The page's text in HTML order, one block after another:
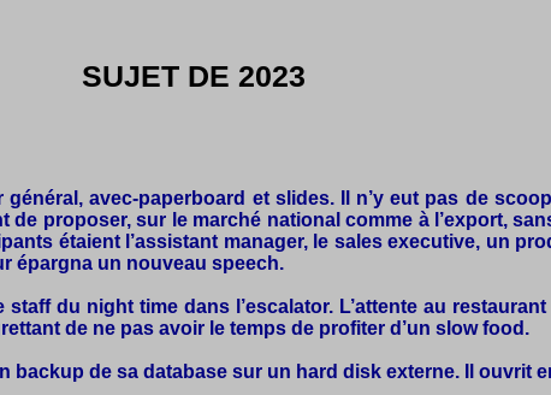
SUJET DE 2023
avec-paperboard et slides. Il n’y eut pas de
de proposer, sur le marché national comme à l’export,
étaient l’assistant manager, le sales executive, un
épargna un nouveau speech.
du night time dans l’escalator. L’attente au
de ne pas avoir le temps de profiter d’un slow food.
backup de sa database sur un hard disk externe. Il ouvrit